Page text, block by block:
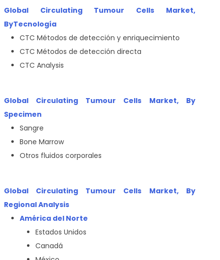
Global Circulating Tumour Cells Market,
ByTecnología
CTC Métodos de detección y enriquecimiento
CTC Métodos de detección directa
CTC Analysis
Global Circulating Tumour Cells Market, By
Specimen
Sangre
Bone Marrow
Otros fluidos corporales
Global Circulating Tumour Cells Market, By
Regional Analysis
América del Norte
Estados Unidos
Canadá